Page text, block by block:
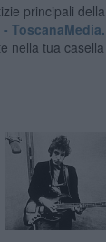
principali
ToscanaMedia.
nella tua casella